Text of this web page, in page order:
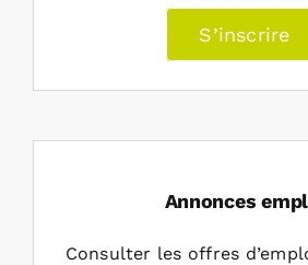
S’inscrire
Annonces
Consulter les offres